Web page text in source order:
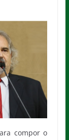
compor o